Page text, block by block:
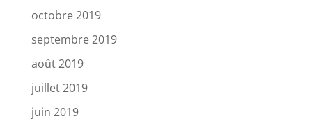
octobre 2019
septembre 2019
août 2019
juillet 2019
juin 2019